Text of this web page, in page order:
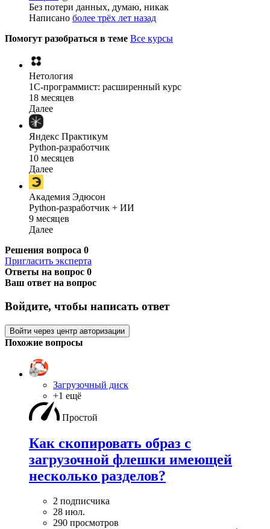
Без потери данных, думаю, никак
Написано более трёх лет назад
Помогут разобраться в теме Все курсы
Нетология
1C-программист: расширенный курс
18 месяцев
Далее
Яндекс Практикум
Python-разработчик
10 месяцев
Далее
Академия Эдюсон
Python-разработчик + ИИ
9 месяцев
Далее
Решения вопроса 0
Пригласить эксперта
Ответы на вопрос 0
Ваш ответ на вопрос
Войдите, чтобы написать ответ
Войти через центр авторизации
Похожие вопросы
Загрузочный диск
+1 ещё
Простой
Как скопировать образ с
загрузочной флешки имеющей
несколько разделов?
2 подписчика
28 июл.
290 просмотров